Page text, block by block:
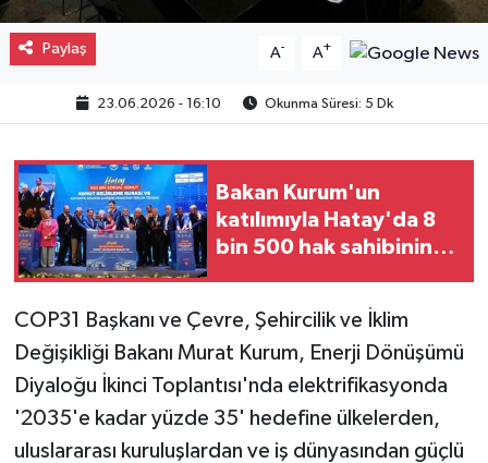
Paylaş A- A+
23.06.2026 - 16:10 Okunma Süresi: 5 Dk
Bakan Kurum'un
katılımıyla Hatay'da 8
bin 500 hak sahibinin
COP31 Başkanı ve Çevre, Şehircilik ve İklim
Değişikliği Bakanı Murat Kurum, Enerji Dönüşümü
Diyaloğu İkinci Toplantısı'nda elektrifikasyonda
'2035'e kadar yüzde 35' hedefine ülkelerden,
uluslararası kuruluşlardan ve iş dünyasından güçlü